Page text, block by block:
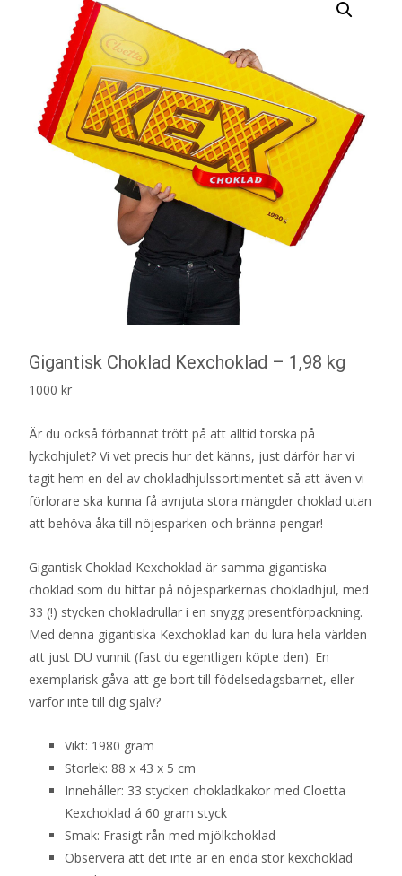
Gigantisk Choklad Kexchoklad – 1,98 kg
1000 kr
Är du också förbannat trött på att alltid torska på
lyckohjulet? Vi vet precis hur det känns, just därför har vi
tagit hem en del av chokladhjulssortimentet så att även vi
förlorare ska kunna få avnjuta stora mängder choklad utan
att behöva åka till nöjesparken och bränna pengar!
Gigantisk Choklad Kexchoklad är samma gigantiska
choklad som du hittar på nöjesparkernas chokladhjul, med
33 (!) stycken chokladrullar i en snygg presentförpackning.
Med denna gigantiska Kexchoklad kan du lura hela världen
att just DU vunnit (fast du egentligen köpte den). En
exemplarisk gåva att ge bort till födelsedagsbarnet, eller
varför inte till dig själv?
Vikt: 1980 gram
Storlek: 88 x 43 x 5 cm
Innehåller: 33 stycken chokladkakor med Cloetta
Kexchoklad á 60 gram styck
Smak: Frasigt rån med mjölkchoklad
Observera att det inte är en enda stor kexchoklad